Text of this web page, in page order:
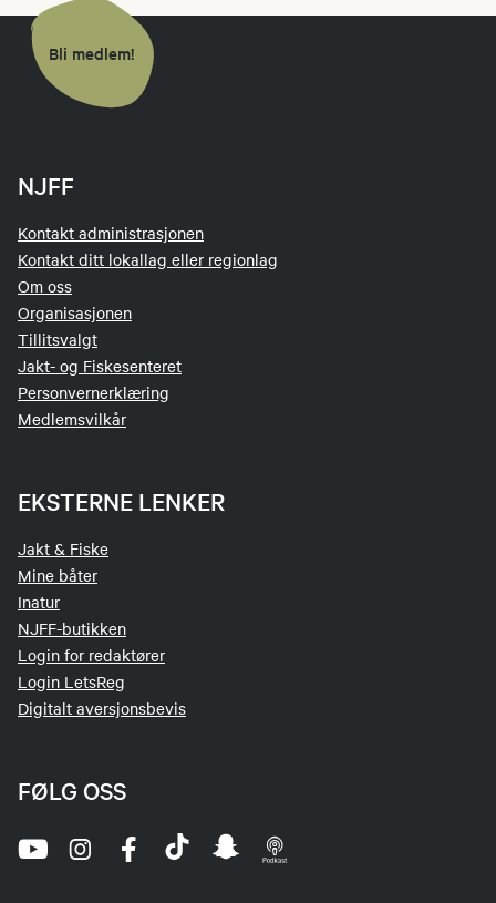
Bli medlem!
NJFF
Kontakt administrasjonen
Kontakt ditt lokallag eller regionlag
Om oss
Organisasjonen
Tillitsvalgt
Jakt- og Fiskesenteret
Personvernerklæring
Medlemsvilkår
EKSTERNE LENKER
Jakt & Fiske
Mine båter
Inatur
NJFF-butikken
Login for redaktører
Login LetsReg
Digitalt aversjonsbevis
FØLG OSS